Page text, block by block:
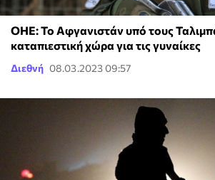
ΟΗΕ: Το Αφγανιστάν υπό τους
καταπιεστική χώρα για τις γυναίκες
Διεθνή 08.03.2023 09:57